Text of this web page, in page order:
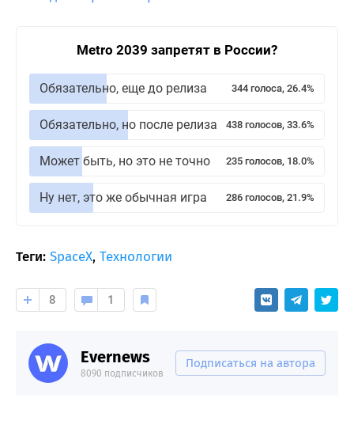
Metro 2039 запретят в России?
Обязательно, еще до релиза 344 голоса, 26.4%
Обязательно, но после релиза 438 голосов, 33.6%
Может быть, но это не точно 235 голосов, 18.0%
Ну нет, это же обычная игра 286 голосов, 21.9%
Теги: SpaceX, Технологии
8 1
Evernews
8090 подписчиков
Подписаться на автора